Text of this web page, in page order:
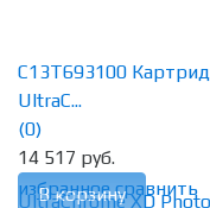
избранное сравнить
C13T693100
UltraC...
(0)
14 517 руб.
В корзину